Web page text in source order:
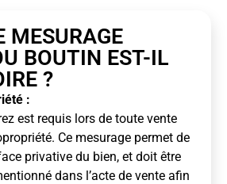
MESURAGE
BOUTIN EST-IL
?
:
est requis lors de toute vente
Ce mesurage permet de
privative du bien, et doit être
dans l’acte de vente afin